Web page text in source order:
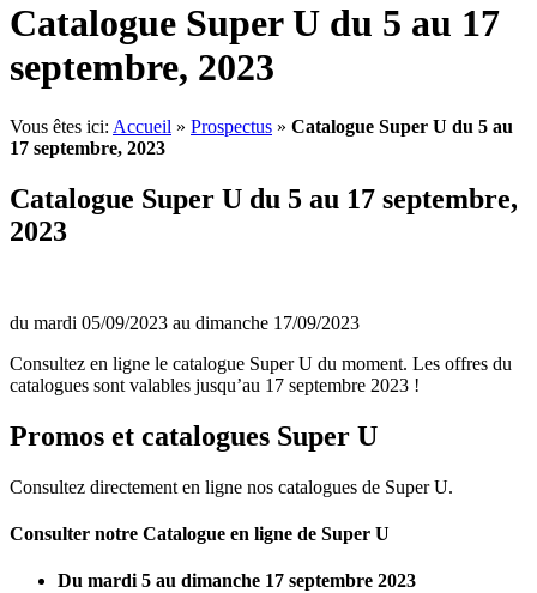
Catalogue Super U du 5 au 17
septembre, 2023
Vous êtes ici: Accueil » Prospectus » Catalogue Super U du 5 au
17 septembre, 2023
Catalogue Super U du 5 au 17 septembre,
2023
du mardi 05/09/2023 au dimanche 17/09/2023
Consultez en ligne le catalogue Super U du moment. Les offres du
catalogues sont valables jusqu’au 17 septembre 2023 !
Promos et catalogues Super U
Consultez directement en ligne nos catalogues de Super U.
Consulter notre Catalogue en ligne de Super U
Du mardi 5 au dimanche 17 septembre 2023